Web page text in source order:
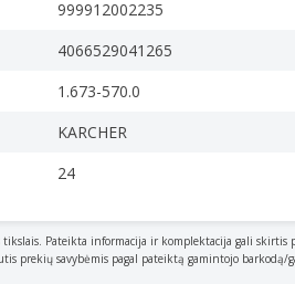
999912002235
4066529041265
1.673-570.0
KARCHER
24
Pateikta informacija ir komplektacija gali
prekių savybėmis pagal pateiktą gamintojo barkodą/